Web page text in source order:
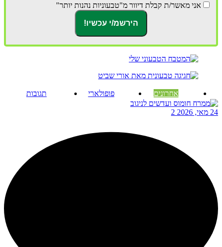
אני מאשר/ת קבלת דיוור מ"טבעוניות נהנות יותר"
אחרונים פופולארי תגובות
24 מאי, 2026 2